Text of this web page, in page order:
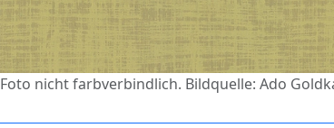
Foto nicht farbverbindlich. Bildquelle: Ado